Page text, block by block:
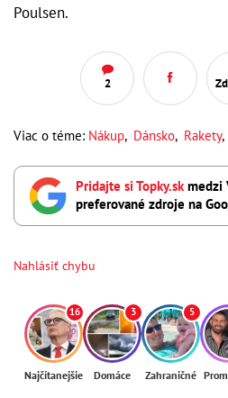
Poulsen.
2
Viac o téme: Nákup, Dánsko, Rakety,
Pridajte si Topky.skmedzi
preferované zdroje na
Nahlásiť chybu
16
Najčítanejšie
3
Domáce
5
Zahraničné